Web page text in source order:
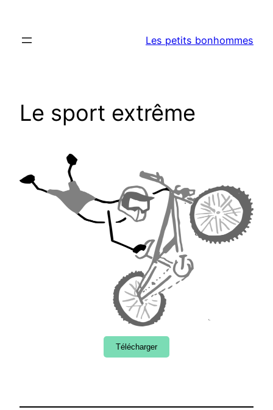
contenu
Les petits bonhommes
Le sport extrême
Télécharger